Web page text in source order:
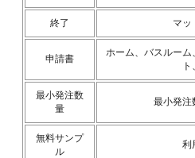
終了 マッ
申請書
ホーム、バスルー
最小発注数
量
最小発注
無料サンプ
ル
利